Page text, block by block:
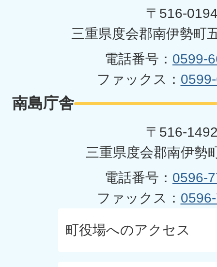
〒516-
三重県度会郡南伊勢町
電話番号： 0599-
ファックス：
南島庁舎
〒516-
三重県度会郡南伊勢
電話番号： 0596-
ファックス：
町役場へのアクセス